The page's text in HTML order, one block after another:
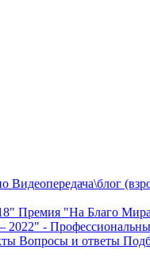
Видеопередача\блог
Премия "На Благо
-
Вопросы и ответы